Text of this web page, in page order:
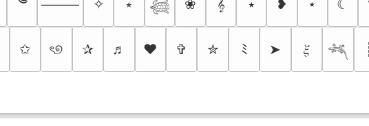
⸻ ✧ ⭒ 𓆉 ❀ 𝄞 ⭑ ❥ ⋆ ☾
✩ ৎ୭ ✰ ♬ ❤ ✞ ✮ ﾐ ➤ 𝜉 𓆈 ┊